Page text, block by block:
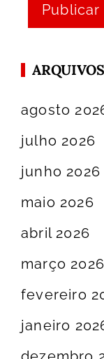
ARQUIVOS
agosto
julho 2026
junho 2026
maio 2026
abril 2026
março 2026
fevereiro
janeiro